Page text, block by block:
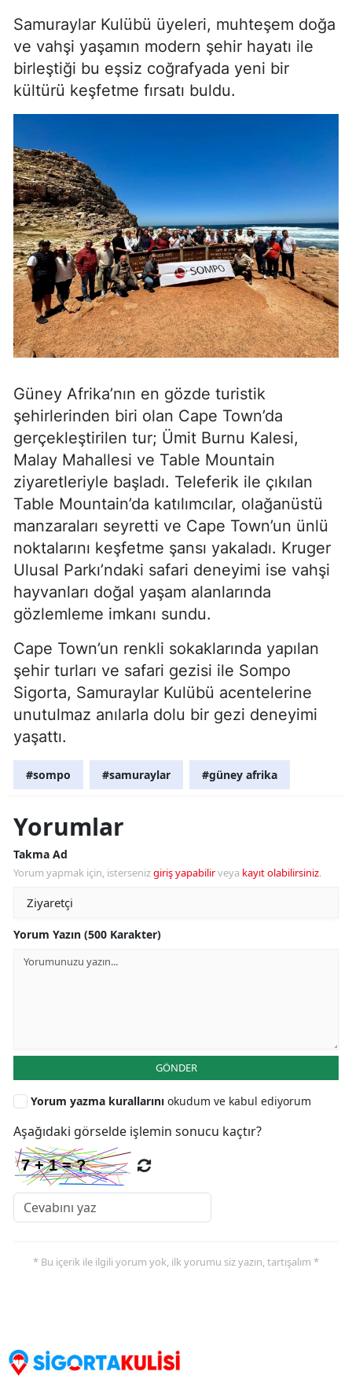
Samuraylar Kulübü üyeleri, muhteşem doğa
ve vahşi yaşamın modern şehir hayatı ile
birleştiği bu eşsiz coğrafyada yeni bir
kültürü keşfetme fırsatı buldu.
Güney Afrika’nın en gözde turistik
şehirlerinden biri olan Cape Town’da
gerçekleştirilen tur; Ümit Burnu Kalesi,
Malay Mahallesi ve Table Mountain
ziyaretleriyle başladı. Teleferik ile çıkılan
Table Mountain’da katılımcılar, olağanüstü
manzaraları seyretti ve Cape Town’un ünlü
noktalarını keşfetme şansı yakaladı. Kruger
Ulusal Parkı’ndaki safari deneyimi ise vahşi
hayvanları doğal yaşam alanlarında
gözlemleme imkanı sundu.
Cape Town’un renkli sokaklarında yapılan
şehir turları ve safari gezisi ile Sompo
Sigorta, Samuraylar Kulübü acentelerine
unutulmaz anılarla dolu bir gezi deneyimi
yaşattı.
#sompo #samuraylar #güney afrika
Yorumlar
Takma Ad
Yorum yapmak için, istersenizgiriş yapabilirveya kayıt olabilirsiniz.
Yorum Yazın (500 Karakter)
GÖNDER
Yorum yazma kurallarını okudum ve kabul ediyorum
Aşağıdaki görselde işlemin sonucu kaçtır?
* Bu içerik ile ilgili yorum yok, ilk yorumu siz yazın, tartışalım *